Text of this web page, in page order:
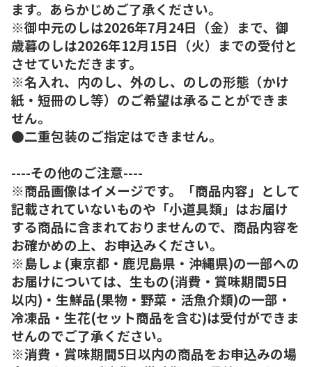
ます。あらかじめご了承ください。
※御中元のしは2026年7月24日（金）まで、御
歳暮のしは2026年12月15日（火）までの受付と
させていただきます。
※名入れ、内のし、外のし、のしの形態（かけ
紙・短冊のし等）のご希望は承ることができま
せん。
●二重包装のご指定はできません。
----その他のご注意----
※商品画像はイメージです。「商品内容」として
記載されていないものや「小道具類」はお届け
する商品に含まれておりませんので、商品内容を
お確かめの上、お申込みください。
※島しょ(東京都・鹿児島県・沖縄県)の一部への
お届けについては、生もの(消費・賞味期間5日
以内)・生鮮品(果物・野菜・活魚介類)の一部・
冷凍品・生花(セット商品を含む)は受付ができま
せんのでご了承ください。
※消費・賞味期間5日以内の商品をお申込みの場